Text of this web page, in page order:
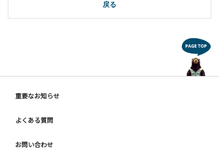
戻る
重要なお知らせ
よくある質問
お問い合わせ